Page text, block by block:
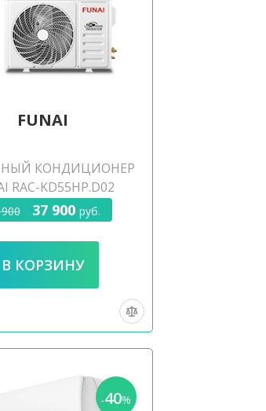
FUNAI
КОНДИЦИОНЕР
RAC-KD55HP.D02
37 900 руб.
-40%